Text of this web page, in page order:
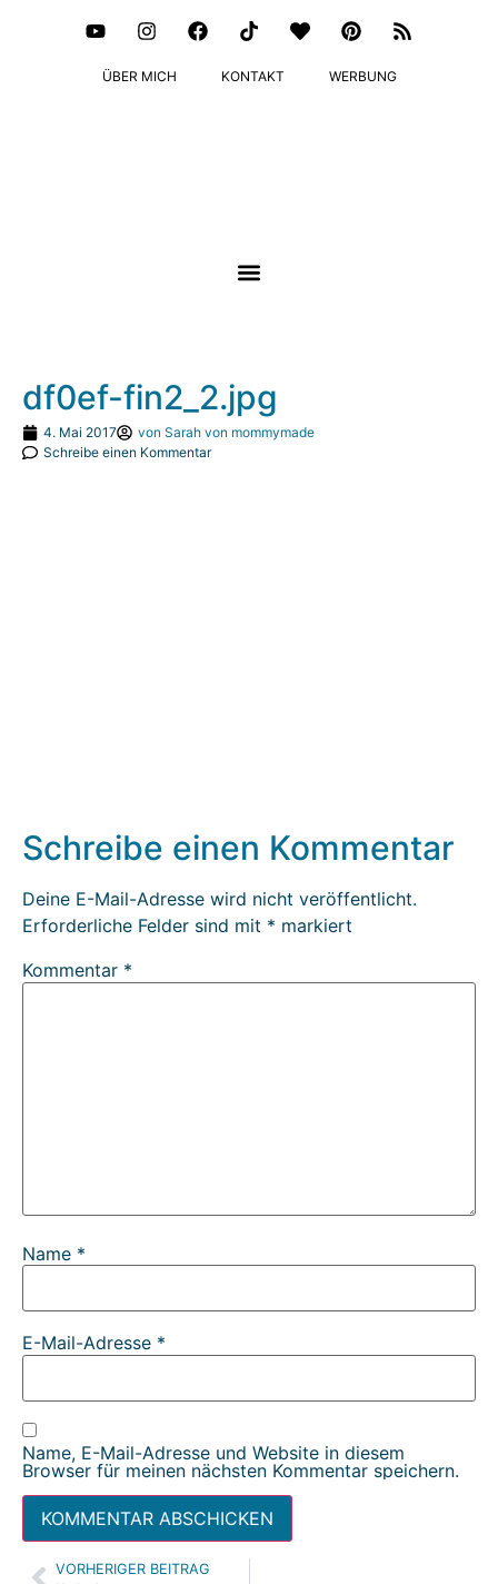
ÜBER MICH KONTAKT WERBUNG
df0ef-fin2_2.jpg
4. Mai 2017 von Sarah von mommymade
Schreibe einen Kommentar
Schreibe einen Kommentar
Deine E-Mail-Adresse wird nicht veröffentlicht.
Erforderliche Felder sind mit * markiert
Kommentar *
Name *
E-Mail-Adresse *
Name, E-Mail-Adresse und Website in diesem
Browser für meinen nächsten Kommentar speichern.
Alternative:
VORHERIGER BEITRAG